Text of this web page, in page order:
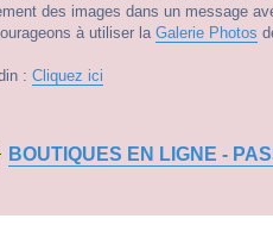
des images dans un message
à utiliser la Galerie Photos
: Cliquez ici
BOUTIQUES EN LIGNE -